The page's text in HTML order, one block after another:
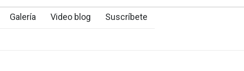
Galería Video blog Suscríbete